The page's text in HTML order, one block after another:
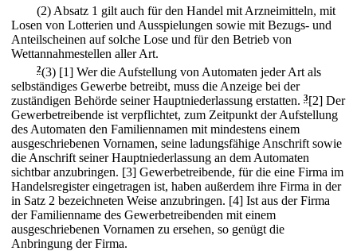
(2) Absatz 1 gilt auch für den Handel mit Arzneimitteln, mit
Losen von Lotterien und Ausspielungen sowie mit Bezugs- und
Anteilscheinen auf solche Lose und für den Betrieb von
Wettannahmestellen aller Art.
2(3) [1] Wer die Aufstellung von Automaten jeder Art als
selbständiges Gewerbe betreibt, muss die Anzeige bei der
zuständigen Behörde seiner Hauptniederlassung erstatten. 3[2] Der
Gewerbetreibende ist verpflichtet, zum Zeitpunkt der Aufstellung
des Automaten den Familiennamen mit mindestens einem
ausgeschriebenen Vornamen, seine ladungsfähige Anschrift sowie
die Anschrift seiner Hauptniederlassung an dem Automaten
sichtbar anzubringen. [3] Gewerbetreibende, für die eine Firma im
Handelsregister eingetragen ist, haben außerdem ihre Firma in der
in Satz 2 bezeichneten Weise anzubringen. [4] Ist aus der Firma
der Familienname des Gewerbetreibenden mit einem
ausgeschriebenen Vornamen zu ersehen, so genügt die
Anbringung der Firma.